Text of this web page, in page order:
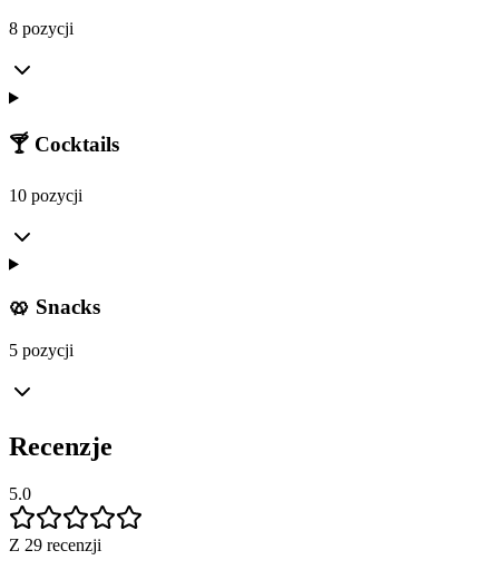
8 pozycji
🍸 Cocktails
10 pozycji
🥨 Snacks
5 pozycji
Recenzje
5.0
Z 29 recenzji